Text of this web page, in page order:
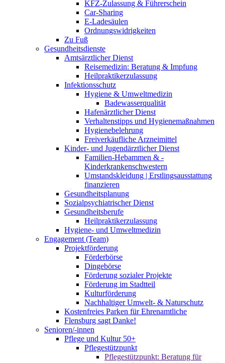
KFZ-Zulassung & Führerschein
Car-Sharing
E-Ladesäulen
Ordnungswidrigkeiten
Zu Fuß
Gesundheitsdienste
Amtsärztlicher Dienst
Reisemedizin: Beratung & Impfung
Heilpraktikerzulassung
Infektionsschutz
Hygiene & Umweltmedizin
Badewasserqualität
Hafenärztlicher Dienst
Verhaltenstipps und Hygienemaßnahmen
Hygienebelehrung
Freiverkäufliche Arzneimittel
Kinder- und Jugendärztlicher Dienst
Familien-Hebammen & -
Kinderkrankenschwestern
Umstandskleidung | Erstlingsausstattung
finanzieren
Gesundheitsplanung
Sozialpsychiatrischer Dienst
Gesundheitsberufe
Heilpraktikerzulassung
Hygiene- und Umweltmedizin
Engagement (Team)
Projektförderung
Förderbörse
Dingebörse
Förderung sozialer Projekte
Förderung im Stadtteil
Kulturförderung
Nachhaltiger Umwelt- & Naturschutz
Kostenfreies Parken für Ehrenamtliche
Flensburg sagt Danke!
Senioren/-innen
Pflege und Kultur 50+
Pflegestützpunkt
Pflegestützpunkt: Beratung für